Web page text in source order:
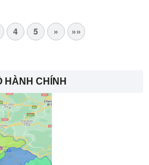
4 5 » »»
HÀNH CHÍNH